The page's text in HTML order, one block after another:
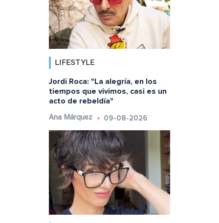
LIFESTYLE
Jordi Roca: "La alegría, en los
tiempos que vivimos, casi es un
acto de rebeldía"
Ana Márquez 09-08-2026